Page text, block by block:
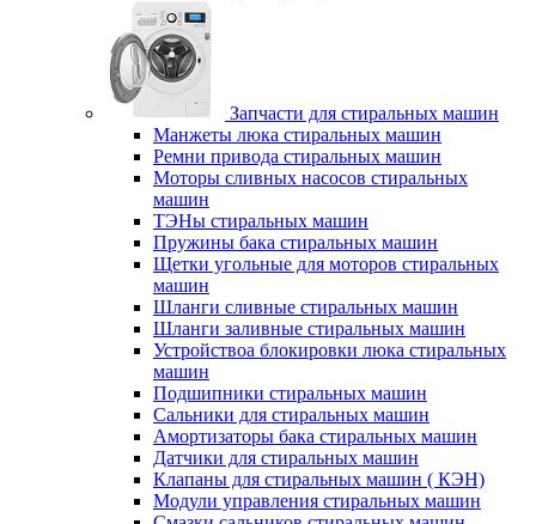
Запчасти для стиральных машин
Манжеты люка стиральных машин
Ремни привода стиральных машин
Моторы сливных насосов стиральных
машин
ТЭНы стиральных машин
Пружины бака стиральных машин
Щетки угольные для моторов стиральных
машин
Шланги сливные стиральных машин
Шланги заливные стиральных машин
Устройствоа блокировки люка стиральных
машин
Подшипники стиральных машин
Сальники для стиральных машин
Амортизаторы бака стиральных машин
Датчики для стиральных машин
Клапаны для стиральных машин ( КЭН)
Модули управления стиральных машин